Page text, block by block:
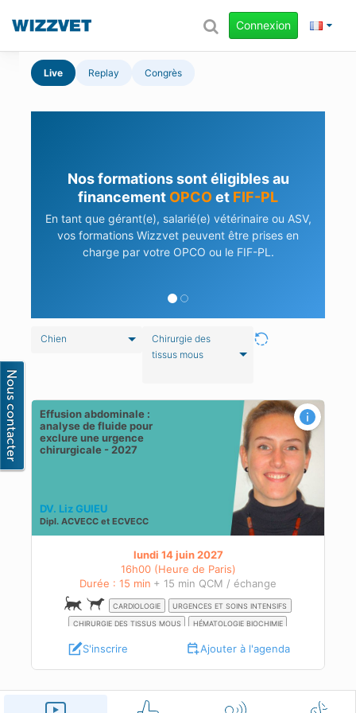
Connexion
Live Replay Congrès
Nos formations sont éligibles au
financement OPCOet FIF-PL
En tant que gérant(e), salarié(e) vétérinaire ou ASV,
vos formations Wizzvet peuvent être prises en
charge par votre OPCO ou le FIF-PL.
Chien
Chirurgie des
tissus mous
Effusion abdominale :
analyse de fluide pour
exclure une urgence
chirurgicale - 2027
DV. Liz GUIEU
Dipl. ACVECC et ECVECC
lundi 14 juin 2027
16h00 (Heure de Paris)
Durée : 15 min + 15 min QCM / échange
CARDIOLOGIE
URGENCES ET SOINS INTENSIFS
CHIRURGIE DES TISSUS MOUS
HÉMATOLOGIE BIOCHIMIE
S'inscrire Ajouter à l'agenda